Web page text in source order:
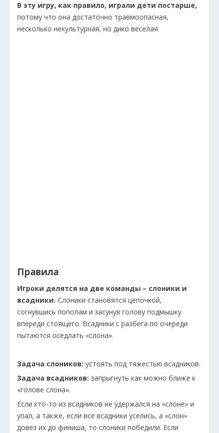
В эту игру, как правило, играли дети постарше,
потому что она достаточно травмоопасная,
несколько некультурная, но дико веселая.
Правила
Игроки делятся на две команды – слоники и
всадники. Слоники становятся цепочкой,
согнувшись пополам и засунув голову подмышку
впереди стоящего. Всадники с разбега по очереди
пытаются оседлать «слона».
Задача слоников: устоять под тяжестью всадников.
Задача всадников: запрыгнуть как можно ближе к
«голове слона».
Если кто-то из всадников не удержался на «слоне» и
упал, а также, если все всадники уселись, а «слон»
довез их до финиша, то слоники победили. Если